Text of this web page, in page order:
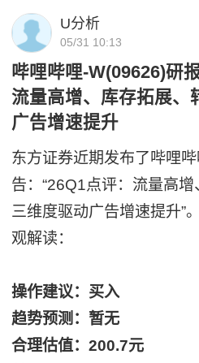
U分析
05/31 10:13
哔哩哔哩-W(09626)研
流量高增、库存拓展、
广告增速提升
东方证券近期发布了哔哩
告：“26Q1点评：流量高
三维度驱动广告增速提升”
观解读：
操作建议：买入
趋势预测：暂无
合理估值：200.7元